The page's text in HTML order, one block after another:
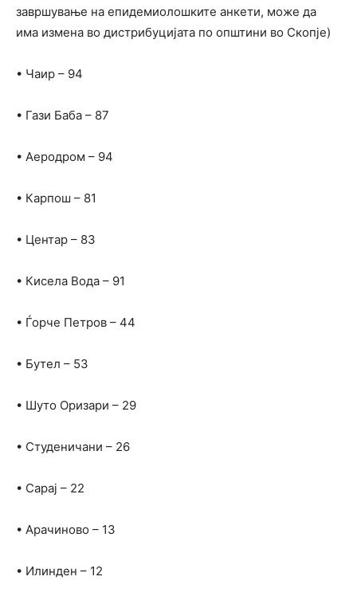
завршување на епидемиолошките анкети, може да
има измена во дистрибуцијата по општини во Скопје)
• Чаир – 94
• Гази Баба – 87
• Аеродром – 94
• Карпош – 81
• Центар – 83
• Кисела Вода – 91
• Ѓорче Петров – 44
• Бутел – 53
• Шуто Оризари – 29
• Студеничани – 26
• Сарај – 22
• Арачиново – 13
• Илинден – 12